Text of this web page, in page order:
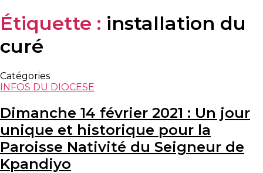
Étiquette : installation du
curé
Catégories
INFOS DU DIOCESE
Dimanche 14 février 2021 : Un jour
unique et historique pour la
Paroisse Nativité du Seigneur de
Kpandiyo